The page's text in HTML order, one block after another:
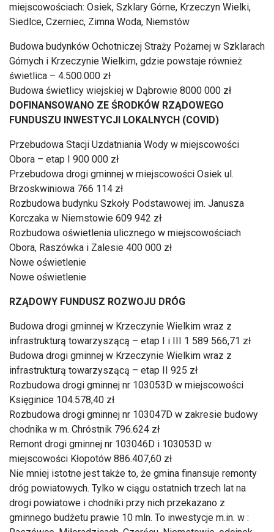
miejscowościach: Osiek, Szklary Górne, Krzeczyn Wielki,
Siedlce, Czerniec, Zimna Woda, Niemstów
Budowa budynków Ochotniczej Straży Pożarnej w Szklarach
Górnych i Krzeczynie Wielkim, gdzie powstaje również
świetlica – 4.500.000 zł
Budowa świetlicy wiejskiej w Dąbrowie 8000 000 zł
DOFINANSOWANO ZE ŚRODKÓW RZĄDOWEGO
FUNDUSZU INWESTYCJI LOKALNYCH (COVID)
Przebudowa Stacji Uzdatniania Wody w miejscowości
Obora – etap I 900 000 zł
Przebudowa drogi gminnej w miejscowości Osiek ul.
Brzoskwiniowa 766 114 zł
Rozbudowa budynku Szkoły Podstawowej im. Janusza
Korczaka w Niemstowie 609 942 zł
Rozbudowa oświetlenia ulicznego w miejscowościach
Obora, Raszówka i Zalesie 400 000 zł
Nowe oświetlenie
Nowe oświetlenie
RZĄDOWY FUNDUSZ ROZWOJU DRÓG
Budowa drogi gminnej w Krzeczynie Wielkim wraz z
infrastrukturą towarzyszącą – etap I i III 1 589 566,71 zł
Budowa drogi gminnej w Krzeczynie Wielkim wraz z
infrastrukturą towarzyszącą – etap II 925 zł
Rozbudowa drogi gminnej nr 103053D w miejscowości
Księginice 104.578,40 zł
Rozbudowa drogi gminnej nr 103047D w zakresie budowy
chodnika w m. Chróstnik 796.624 zł
Remont drogi gminnej nr 103046D i 103053D w
miejscowości Kłopotów 886.407,60 zł
Nie mniej istotne jest także to, że gmina finansuje remonty
dróg powiatowych. Tylko w ciągu ostatnich trzech lat na
drogi powiatowe i chodniki przy nich przekazano z
gminnego budżetu prawie 10 mln. To inwestycje m.in. w :